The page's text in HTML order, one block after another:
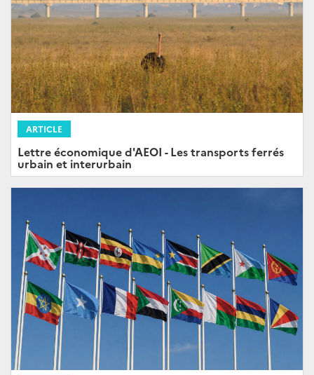
ARTICLE
Lettre économique d'AEOI - Les transports ferrés
urbain et interurbain